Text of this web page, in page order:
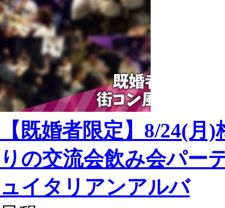
【既婚者限定】8/24(
りの交流会飲み会パー
ュイタリアンアルバ